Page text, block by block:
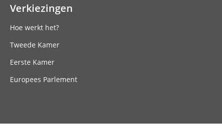
Verkiezingen
Hoe werkt het?
Tweede Kamer
Eerste Kamer
Europees Parlement